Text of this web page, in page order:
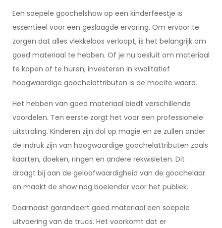
Een soepele goochelshow op een kinderfeestje is
essentieel voor een geslaagde ervaring. Om ervoor te
zorgen dat alles vlekkeloos verloopt, is het belangrijk om
goed materiaal te hebben. Of je nu besluit om materiaal
te kopen of te huren, investeren in kwalitatief
hoogwaardige goochelattributen is de moeite waard.
Het hebben van goed materiaal biedt verschillende
voordelen. Ten eerste zorgt het voor een professionele
uitstraling. Kinderen zijn dol op magie en ze zullen onder
de indruk zijn van hoogwaardige goochelattributen zoals
kaarten, doeken, ringen en andere rekwisieten. Dit
draagt bij aan de geloofwaardigheid van de goochelaar
en maakt de show nog boeiender voor het publiek.
Daarnaast garandeert goed materiaal een soepele
uitvoering van de trucs. Het voorkomt dat er